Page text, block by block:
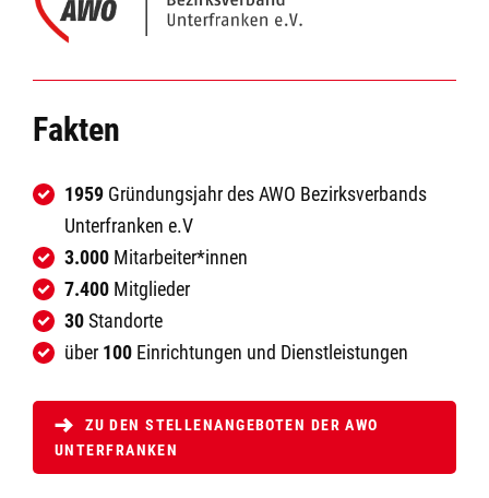
Fakten
1959Gründungsjahr des AWO Bezirksverbands
Unterfranken e.V
3.000Mitarbeiter*innen
7.400Mitglieder
30Standorte
über 100Einrichtungen und Dienstleistungen
ZU DEN STELLENANGEBOTEN DER AWO
UNTERFRANKEN